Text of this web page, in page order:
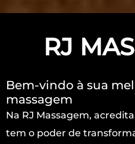
RJ
Bem-vindo à sua
massagem
Na RJ Massagem,
tem o poder de